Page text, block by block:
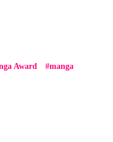
Award
manga